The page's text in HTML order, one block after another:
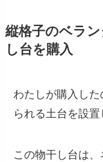
縦格子のベラ
し台を購入
わたしが購入し
られる土台を設置
この物干し台は